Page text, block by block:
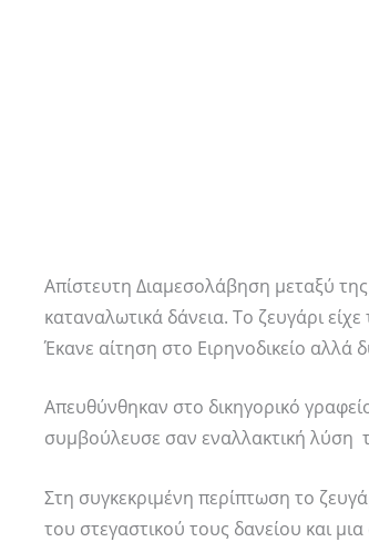
Απίστευτη Διαμεσολάβηση μεταξύ
καταναλωτικά δάνεια. Το ζευγάρι
Έκανε αίτηση στο Ειρηνοδικείο
Απευθύνθηκαν στο δικηγορικό
συμβούλευσε σαν εναλλακτική λύση
Στη συγκεκριμένη περίπτωση το
του στεγαστικού τους δανείου και